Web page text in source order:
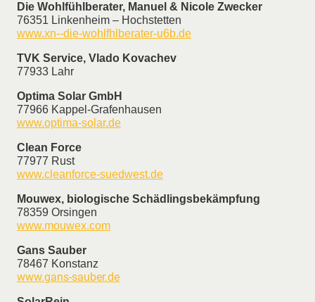
Die Wohlfühlberater, Manuel & Nicole Zwecker
76351 Linkenheim – Hochstetten
www.xn--die-wohlfhlberater-u6b.de
TVK Service, Vlado Kovachev
77933 Lahr
Optima Solar GmbH
77966 Kappel-Grafenhausen
www.optima-solar.de
Clean Force
77977 Rust
www.cleanforce-suedwest.de
Mouwex, biologische Schädlingsbekämpfung
78359 Orsingen
www.mouwex.com
Gans Sauber
78467 Konstanz
www.gans-sauber.de